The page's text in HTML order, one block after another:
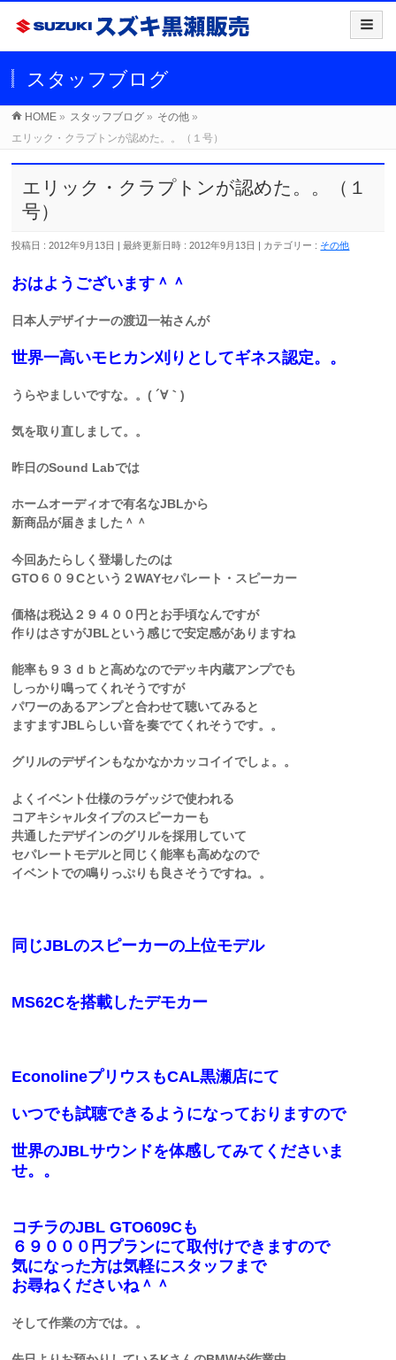
スタッフブログ
HOME » スタッフブログ » その他 »
エリック・クラプトンが認めた。。（１号）
エリック・クラプトンが認めた。。（１
号）
投稿日 : 2012年9月13日 最終更新日時 : 2012年9月13日 カテゴリー : その他
おはようございます＾＾
日本人デザイナーの渡辺一祐さんが
世界一高いモヒカン刈りとしてギネス認定。。
うらやましいですな。。( ´∀｀)
気を取り直しまして。。
昨日のSound Labでは
ホームオーディオで有名なJBLから
新商品が届きました＾＾
今回あたらしく登場したのは
GTO６０９Cという２WAYセパレート・スピーカー
価格は税込２９４００円とお手頃なんですが
作りはさすがJBLという感じで安定感がありますね
能率も９３ｄｂと高めなのでデッキ内蔵アンプでも
しっかり鳴ってくれそうですが
パワーのあるアンプと合わせて聴いてみると
ますますJBLらしい音を奏でてくれそうです。。
グリルのデザインもなかなかカッコイイでしょ。。
よくイベント仕様のラゲッジで使われる
コアキシャルタイプのスピーカーも
共通したデザインのグリルを採用していて
セパレートモデルと同じく能率も高めなので
イベントでの鳴りっぷりも良さそうですね。。
同じJBLのスピーカーの上位モデル
MS62Cを搭載したデモカー
EconolineプリウスもCAL黒瀬店にて
いつでも試聴できるようになっておりますので
世界のJBLサウンドを体感してみてくださいま
せ。。
コチラのJBL GTO609Cも
６９０００円プランにて取付けできますので
気になった方は気軽にスタッフまで
お尋ねくださいね＾＾
そして作業の方では。。